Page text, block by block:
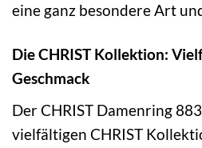
eine ganz besondere Art
Die CHRIST Kollektion:
Geschmack
Der CHRIST Damenring
vielfältigen CHRIST